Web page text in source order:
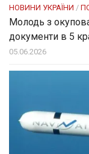
НОВИНИ УКРАЇНИ /
Молодь з
документи в 5
05.06.2026